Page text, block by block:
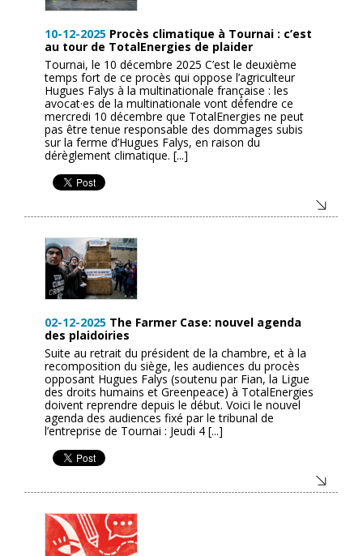
10-12-2025 Procès climatique à Tournai : c’est
au tour de TotalEnergies de plaider
Tournai, le 10 décembre 2025 C’est le deuxième
temps fort de ce procès qui oppose l’agriculteur
Hugues Falys à la multinationale française : les
avocat·es de la multinationale vont défendre ce
mercredi 10 décembre que TotalEnergies ne peut
pas être tenue responsable des dommages subis
sur la ferme d’Hugues Falys, en raison du
dérèglement climatique. [...]
02-12-2025 The Farmer Case: nouvel agenda
des plaidoiries
Suite au retrait du président de la chambre, et à la
recomposition du siège, les audiences du procès
opposant Hugues Falys (soutenu par Fian, la Ligue
des droits humains et Greenpeace) à TotalEnergies
doivent reprendre depuis le début. Voici le nouvel
agenda des audiences fixé par le tribunal de
l’entreprise de Tournai : Jeudi 4 [...]